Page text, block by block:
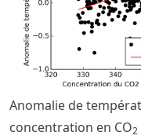
Anomalie de
concentration en CO2